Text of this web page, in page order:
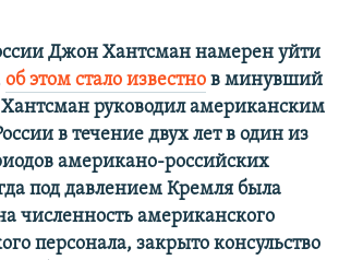
Джон Хантсман намерен уйти
об этом стало известно в минувший
руководил американским
в течение двух лет в один из
американо-российских
под давлением Кремля была
численность американского
персонала, закрыто консульство